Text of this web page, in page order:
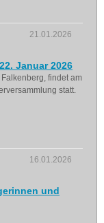
21.01.2026
Januar 2026
findet am
statt.
16.01.2026
und